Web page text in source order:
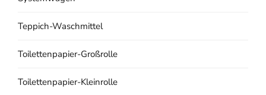
Teppich-Waschmittel
Toilettenpapier-Großrolle
Toilettenpapier-Kleinrolle